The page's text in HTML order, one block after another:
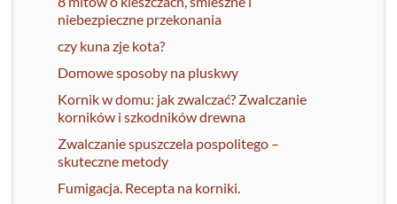
niebezpieczne przekonania
czy kuna zje kota?
Domowe sposoby na pluskwy
Kornik w domu: jak zwalczać? Zwalczanie
korników i szkodników drewna
Zwalczanie spuszczela pospolitego –
skuteczne metody
Fumigacja. Recepta na korniki.